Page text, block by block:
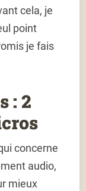
cela, je
point
je fais
: 2
concerne
audio,
mieux